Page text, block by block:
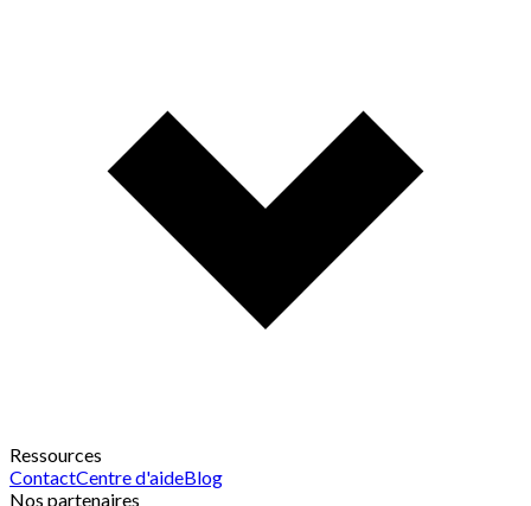
Ressources
ContactCentre d'aideBlog
Nos partenaires